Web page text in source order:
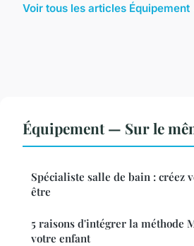
Voir tous les articles Équipement
Équipement — Sur le
Spécialiste salle de bain : créez
être
5 raisons d'intégrer la méthode
votre enfant